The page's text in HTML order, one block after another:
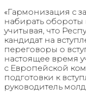
«Гармонизация с
набирать
учитывая, что
кандидат на
переговоры о
настоящее время
с Европейской
подготовки к
руководитель